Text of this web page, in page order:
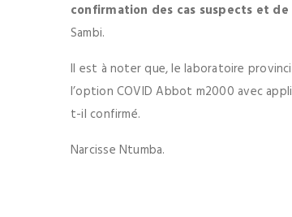
confirmation des cas suspects et
Sambi.
Il est à noter que, le laboratoire
l’option COVID Abbot m2000 avec
t-il confirmé.
Narcisse Ntumba.